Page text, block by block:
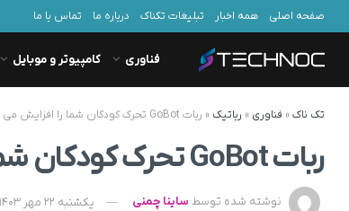
صفحه اصلی همه اخبار تبلیغات تکناک درباره ما تماس با ما
فناوری کامپیوتر و موبایل
تک ناک» فناوری » رباتیک » ربات GoBot تحرک کودکان شما را افزایش می دهد
ربات GoBot تحرک کودکان شما را افزایش می دهد
نوشته شده توسط ساینا چمنی یکشنبه 22 مهر 1403 - 11:38